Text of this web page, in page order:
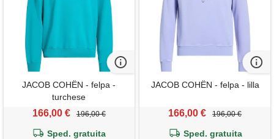
JACOB COHЁN - felpa -
turchese
166,00 € 196,00 €
Sped. gratuita
JACOB COHЁN - felpa - lilla
166,00 € 196,00 €
Sped. gratuita